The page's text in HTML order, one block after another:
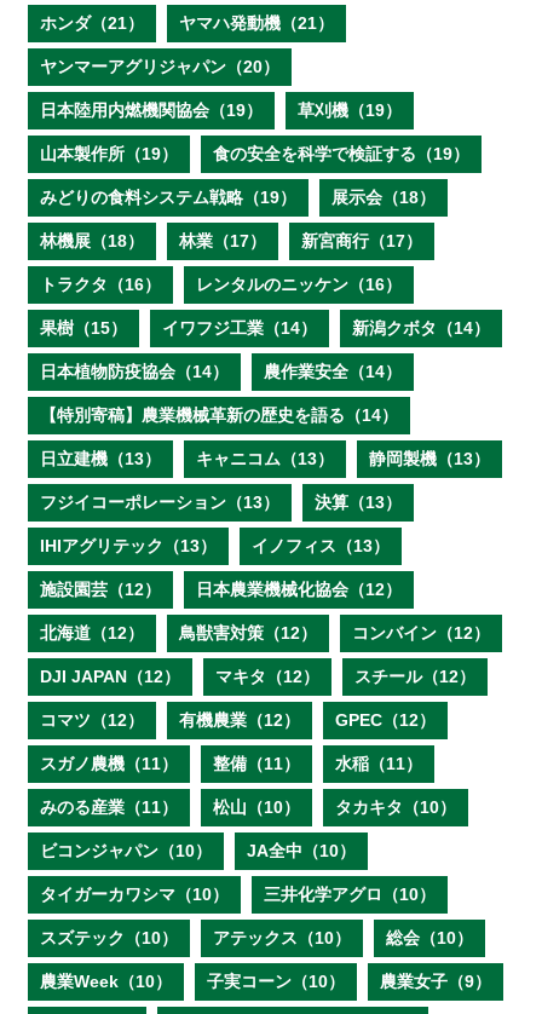
ホンダ（21） ヤマハ発動機（21）
ヤンマーアグリジャパン（20）
日本陸用内燃機関協会（19） 草刈機（19）
山本製作所（19） 食の安全を科学で検証する（19）
みどりの食料システム戦略（19） 展示会（18）
林機展（18） 林業（17） 新宮商行（17）
トラクタ（16） レンタルのニッケン（16）
果樹（15） イワフジ工業（14） 新潟クボタ（14）
日本植物防疫協会（14） 農作業安全（14）
【特別寄稿】農業機械革新の歴史を語る（14）
日立建機（13） キャニコム（13） 静岡製機（13）
フジイコーポレーション（13） 決算（13）
IHIアグリテック（13） イノフィス（13）
施設園芸（12） 日本農業機械化協会（12）
北海道（12） 鳥獣害対策（12） コンバイン（12）
DJI JAPAN（12） マキタ（12） スチール（12）
コマツ（12） 有機農業（12） GPEC（12）
スガノ農機（11） 整備（11） 水稲（11）
みのる産業（11） 松山（10） タカキタ（10）
ビコンジャパン（10） JA全中（10）
タイガーカワシマ（10） 三井化学アグロ（10）
スズテック（10） アテックス（10） 総会（10）
農業Week（10） 子実コーン（10） 農業女子（9）